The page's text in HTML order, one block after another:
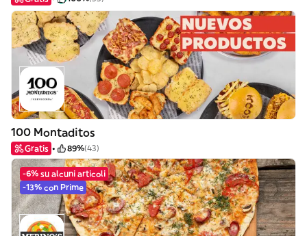
100 Montaditos
Gratis 89%(43)
-6% su alcuni articoli
-13% con Prime